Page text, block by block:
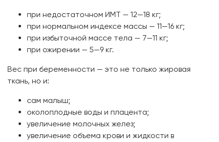
при недостаточном ИМТ — 12—18 кг;
при нормальном индексе массы — 11—16 кг;
при избыточной массе тела — 7—11 кг;
при ожирении — 5—9 кг.
Вес при беременности — это не только жировая
ткань, но и:
сам малыш;
околоплодные воды и плацента;
увеличение молочных желез;
увеличение объема крови и жидкости в